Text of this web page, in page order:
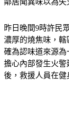
昨日晚間9時許民
濃厚的燒焦味，
確為認味道來源為
擔心內部發生火警